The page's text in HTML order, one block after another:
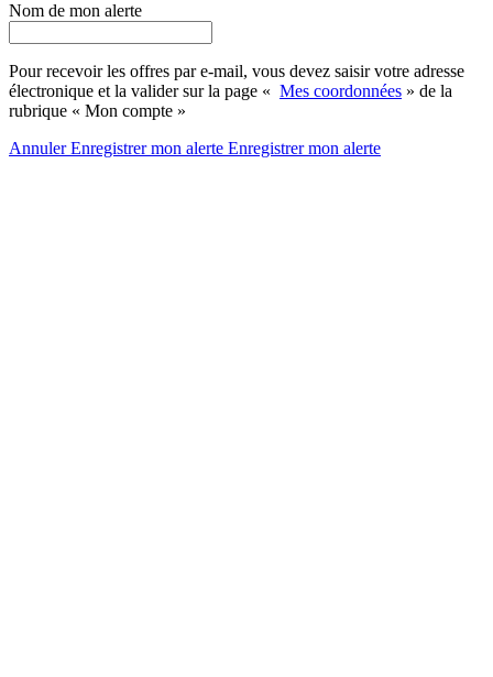
Nom de mon alerte
Pour recevoir les offres par e-mail, vous devez saisir votre adresse
électronique et la valider sur la page « Mes coordonnées » de la
rubrique « Mon compte »
AnnulerEnregistrer mon alerte Enregistrermon alerte